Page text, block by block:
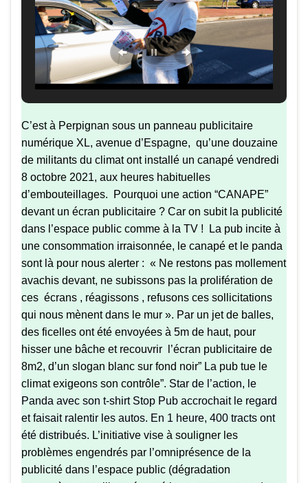
C’est à Perpignan sous un panneau publicitaire
numérique XL, avenue d’Espagne, qu’une douzaine
de militants du climat ont installé un canapé vendredi
8 octobre 2021, aux heures habituelles
d’embouteillages. Pourquoi une action “CANAPE”
devant un écran publicitaire ? Car on subit la publicité
dans l’espace public comme à la TV ! La pub incite à
une consommation irraisonnée, le canapé et le panda
sont là pour nous alerter : « Ne restons pas mollement
avachis devant, ne subissons pas la prolifération de
ces écrans , réagissons , refusons ces sollicitations
qui nous mènent dans le mur ». Par un jet de balles,
des ficelles ont été envoyées à 5m de haut, pour
hisser une bâche et recouvrir l’écran publicitaire de
8m2, d’un slogan blanc sur fond noir” La pub tue le
climat exigeons son contrôle”. Star de l’action, le
Panda avec son t-shirt Stop Pub accrochait le regard
et faisait ralentir les autos. En 1 heure, 400 tracts ont
été distribués. L’initiative vise à souligner les
problèmes engendrés par l’omniprésence de la
publicité dans l’espace public (dégradation